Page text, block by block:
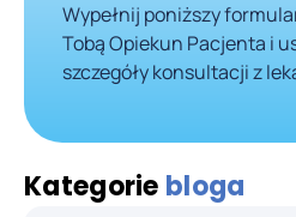
Wypełnij poniższy
Tobą Opiekun Pacjenta i
szczegóły konsultacji z
Kategorie bloga